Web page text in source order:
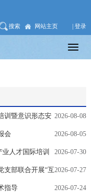
搜索 网站主页 | 登录
2026-08-08
训暨意识形态安
2026-08-05
会
2026-07-30
业人才国际培训
2026-07-27
支部联合开展“互
活动 2026-07-24
指导